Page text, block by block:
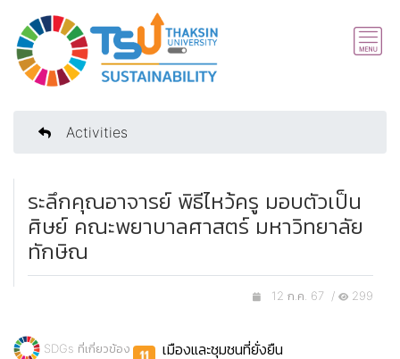
Activities
ระลึกคุณอาจารย์ พิธีไหว้ครู มอบตัวเป็น
ศิษย์ คณะพยาบาลศาสตร์ มหาวิทยาลัย
ทักษิณ
12 ก.ค. 67 / 299
SDGs ที่เกี่ยวข้อง เมืองและชุมชนที่ยั่งยืน